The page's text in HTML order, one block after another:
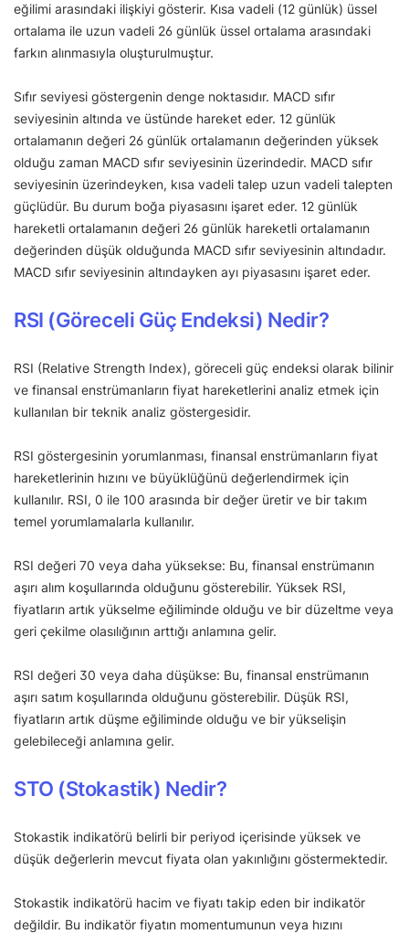
eğilimi arasındaki ilişkiyi gösterir. Kısa vadeli (12 günlük) üssel
ortalama ile uzun vadeli 26 günlük üssel ortalama arasındaki
farkın alınmasıyla oluşturulmuştur.
Sıfır seviyesi göstergenin denge noktasıdır. MACD sıfır
seviyesinin altında ve üstünde hareket eder. 12 günlük
ortalamanın değeri 26 günlük ortalamanın değerinden yüksek
olduğu zaman MACD sıfır seviyesinin üzerindedir. MACD sıfır
seviyesinin üzerindeyken, kısa vadeli talep uzun vadeli talepten
güçlüdür. Bu durum boğa piyasasını işaret eder. 12 günlük
hareketli ortalamanın değeri 26 günlük hareketli ortalamanın
değerinden düşük olduğunda MACD sıfır seviyesinin altındadır.
MACD sıfır seviyesinin altındayken ayı piyasasını işaret eder.
RSI (Göreceli Güç Endeksi) Nedir?
RSI (Relative Strength Index), göreceli güç endeksi olarak bilinir
ve finansal enstrümanların fiyat hareketlerini analiz etmek için
kullanılan bir teknik analiz göstergesidir.
RSI göstergesinin yorumlanması, finansal enstrümanların fiyat
hareketlerinin hızını ve büyüklüğünü değerlendirmek için
kullanılır. RSI, 0 ile 100 arasında bir değer üretir ve bir takım
temel yorumlamalarla kullanılır.
RSI değeri 70 veya daha yüksekse: Bu, finansal enstrümanın
aşırı alım koşullarında olduğunu gösterebilir. Yüksek RSI,
fiyatların artık yükselme eğiliminde olduğu ve bir düzeltme veya
geri çekilme olasılığının arttığı anlamına gelir.
RSI değeri 30 veya daha düşükse: Bu, finansal enstrümanın
aşırı satım koşullarında olduğunu gösterebilir. Düşük RSI,
fiyatların artık düşme eğiliminde olduğu ve bir yükselişin
gelebileceği anlamına gelir.
STO (Stokastik) Nedir?
Stokastik indikatörü belirli bir periyod içerisinde yüksek ve
düşük değerlerin mevcut fiyata olan yakınlığını göstermektedir.
Stokastik indikatörü hacim ve fiyatı takip eden bir indikatör
değildir. Bu indikatör fiyatın momentumunun veya hızını